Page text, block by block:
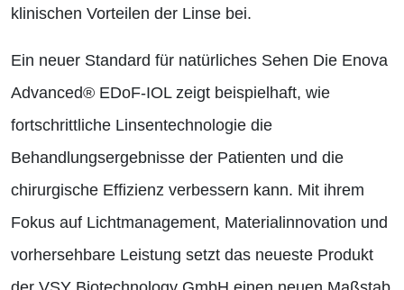
klinischen Vorteilen der Linse bei.
Ein neuer Standard für natürliches Sehen Die Enova
Advanced® EDoF-IOL zeigt beispielhaft, wie
fortschrittliche Linsentechnologie die
Behandlungsergebnisse der Patienten und die
chirurgische Effizienz verbessern kann. Mit ihrem
Fokus auf Lichtmanagement, Materialinnovation und
vorhersehbare Leistung setzt das neueste Produkt